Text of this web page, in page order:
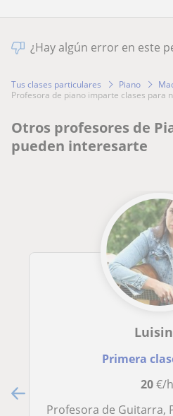
¿Hay algún error en este
Tus clases particulares Piano
profesora de piano imparte clases para
Otros profesores de
pueden interesarte
Primera
20€/h
Profesora de Guitarra, Piano